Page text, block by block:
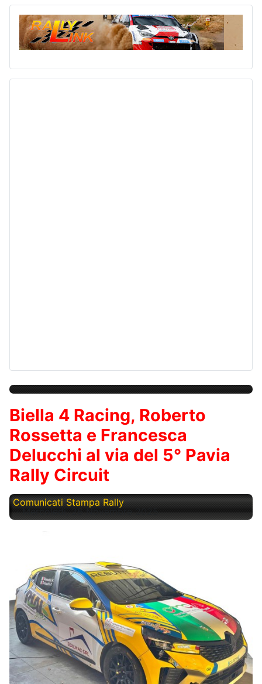
Biella 4 Racing, Roberto
Rossetta e Francesca
Delucchi al via del 5° Pavia
Rally Circuit
Comunicati Stampa Rally
Mercoledì, 26 Novembre 2025